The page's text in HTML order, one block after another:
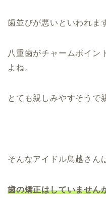
歯並びが悪いといわれま
八重歯がチャームポイン
よね。
とても親しみやすそうで
そんなアイドル鳥越さん
歯の矯正はしていません